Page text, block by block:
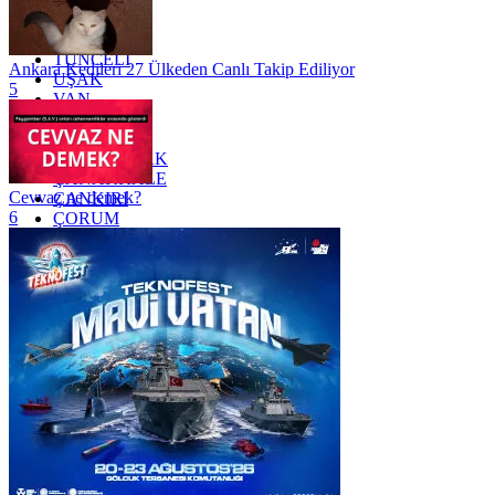
TOKAT
TRABZON
TUNCELİ
UŞAK
VAN
YALOVA
YOZGAT
ZONGULDAK
ÇANAKKALE
ÇANKIRI
ÇORUM
İSTANBUL
İZMİR
ŞANLIURFA
ŞIRNAK
Ankara Kedileri 27 Ülkeden Canlı Takip Ediliyor
5
Cevvaz ne demek?
6